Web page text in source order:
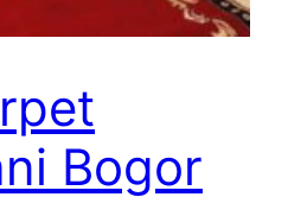
Bogor